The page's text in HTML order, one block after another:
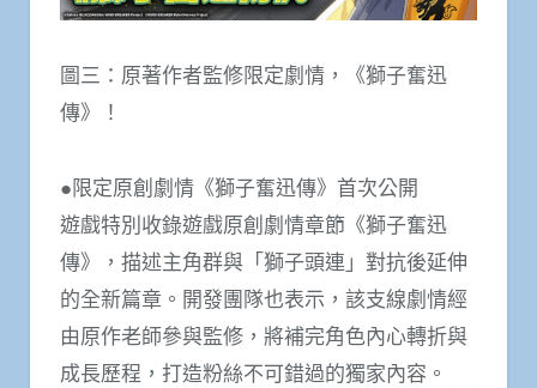
圖三：原著作者監修限定劇情，《獅子奮迅
傳》！
●限定原創劇情《獅子奮迅傳》首次公開
遊戲特別收錄遊戲原創劇情章節《獅子奮迅
傳》，描述主角群與「獅子頭連」對抗後延伸
的全新篇章。開發團隊也表示，該支線劇情經
由原作老師參與監修，將補完角色內心轉折與
成長歷程，打造粉絲不可錯過的獨家內容。